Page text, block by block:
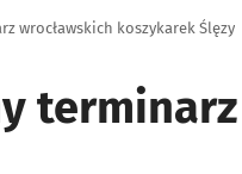
wrocławskich koszykarek Ślęzy